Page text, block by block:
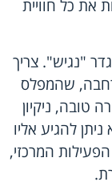
את כל חוויית
"נגיש". צריך
שהמפלס
טובה, ניקיון
להגיע אליו
המרכזי,